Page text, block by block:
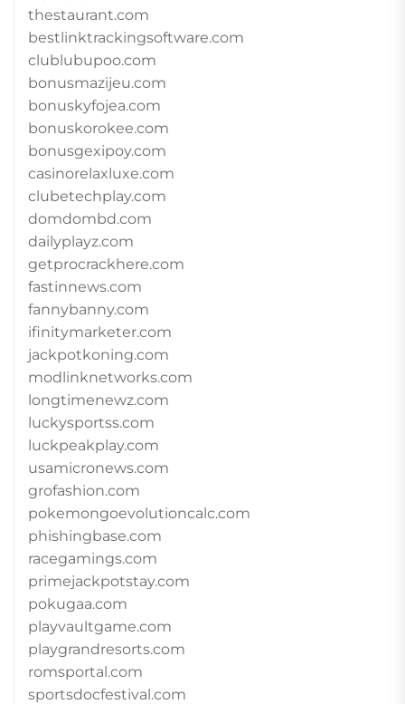
thestaurant.com
bestlinktrackingsoftware.com
clublubupoo.com
bonusmazijeu.com
bonuskyfojea.com
bonuskorokee.com
bonusgexipoy.com
casinorelaxluxe.com
clubetechplay.com
domdombd.com
dailyplayz.com
getprocrackhere.com
fastinnews.com
fannybanny.com
ifinitymarketer.com
jackpotkoning.com
modlinknetworks.com
longtimenewz.com
luckysportss.com
luckpeakplay.com
usamicronews.com
grofashion.com
pokemongoevolutioncalc.com
phishingbase.com
racegamings.com
primejackpotstay.com
pokugaa.com
playvaultgame.com
playgrandresorts.com
romsportal.com
sportsdocfestival.com